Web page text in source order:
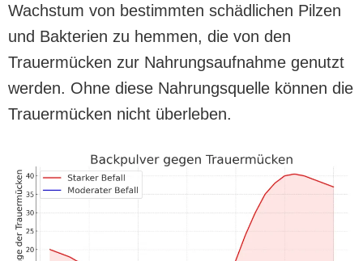
Wachstum von bestimmten schädlichen Pilzen
und Bakterien zu hemmen, die von den
Trauermücken zur Nahrungsaufnahme genutzt
werden. Ohne diese Nahrungsquelle können die
Trauermücken nicht überleben.